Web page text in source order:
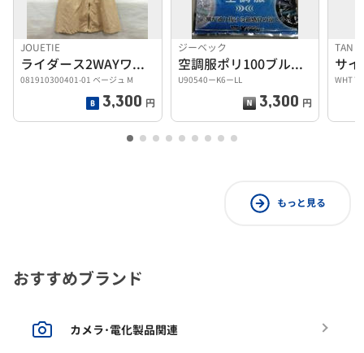
JOUETIE
ライダース2WAYワンピース
081910300401-01 ベージュ M
3,300 円
ジーベック
空調服ポリ100ブルゾン LL
U90540ーK6ーLL
3,300 円
TAN
WHT
もっと見る
おすすめブランド
カメラ･電化製品関連